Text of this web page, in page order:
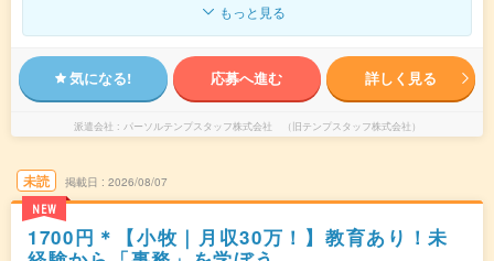
もっと見る
気になる! 応募へ進む 詳しく見る
派遣会社 パーソルテンプスタッフ株式会社 （旧テンプスタッフ株式会社）
未読
NEW
掲載日 2026/08/07
1700円＊【小牧｜月収30万！】教育あり！未